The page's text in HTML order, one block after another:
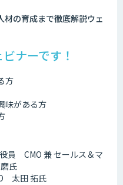
材の育成まで徹底解説ウェ
ナーです！
方
味がある方
員 CMO 兼 セールス＆マ
氏
太田 拓氏